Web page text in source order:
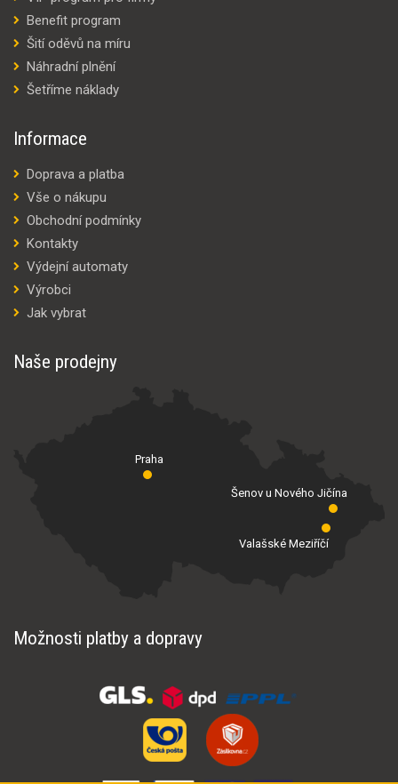
Benefit program
Šití oděvů na míru
Náhradní plnění
Šetříme náklady
Informace
Doprava a platba
Vše o nákupu
Obchodní podmínky
Kontakty
Výdejní automaty
Výrobci
Jak vybrat
Naše prodejny
Praha
Valašské Meziříčí
Šenov u Nového Jičína
Možnosti platby a dopravy